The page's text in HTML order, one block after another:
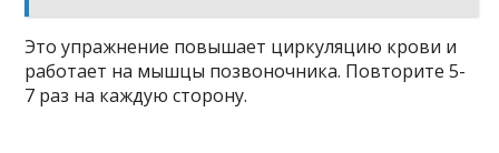
Это упражнение повышает циркуляцию крови и
работает на мышцы позвоночника. Повторите 5-
7 раз на каждую сторону.